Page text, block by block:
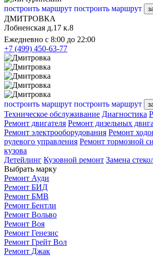
построить маршрут построить маршрут
ДМИТРОВКА
Лобненская д.17 к.8
Ежедневно с 8:00 до 22:00
+7 (499) 450-63-77
построить маршрут построить маршрут
Техническое обслуживание Диагностика
Ремонт двигателя Ремонт дизельных
Ремонт электрооборудования Ремонт
рулевого управления Ремонт тормозной
кузова
Детейлинг Кузовной ремонт Замена
Выбрать марку
Ремонт Ауди
Ремонт БИД
Ремонт БМВ
Ремонт Бентли
Ремонт Вольво
Ремонт Воя
Ремонт Генезис
Ремонт Грейт Вол
Ремонт Джак